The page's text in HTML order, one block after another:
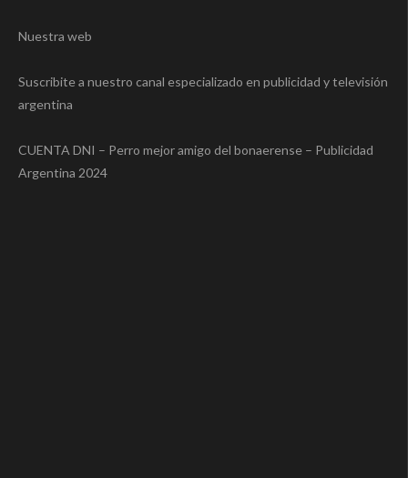
Nuestra web
Suscribite a nuestro canal especializado en publicidad y televisión
argentina
CUENTA DNI – Perro mejor amigo del bonaerense – Publicidad
Argentina 2024